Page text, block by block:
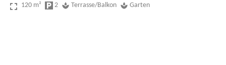
fullscreen 120 m² local_parking 2 spa Terrasse/Balkon spa Garten